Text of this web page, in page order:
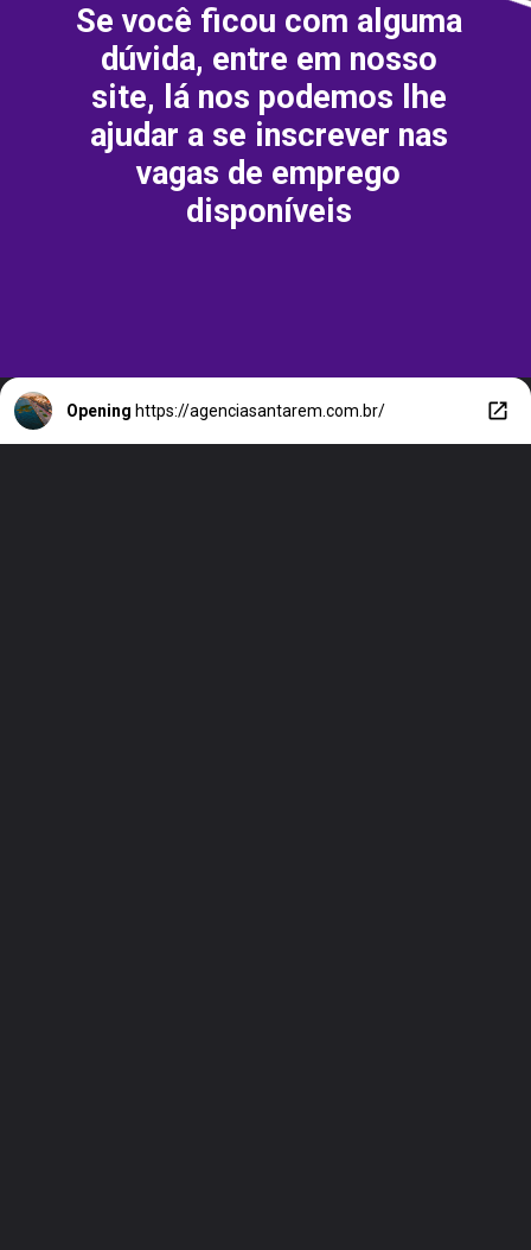
Se você ficou com alguma
dúvida, entre em nosso
site, lá nos podemos lhe
ajudar a se inscrever nas
vagas de emprego
disponíveis
Opening https://agenciasantarem.com.br/